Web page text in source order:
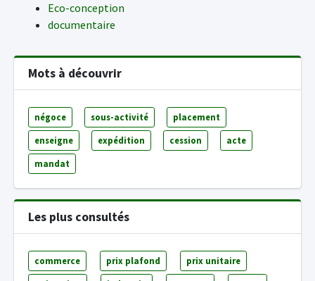
Eco-conception
documentaire
Mots à découvrir
négoce sous-activité placement
enseigne expédition cession acte
mandat
Les plus consultés
commerce prix plafond prix unitaire